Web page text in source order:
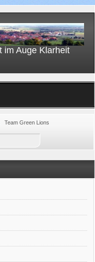
im Auge Klarheit
Team Green Lions